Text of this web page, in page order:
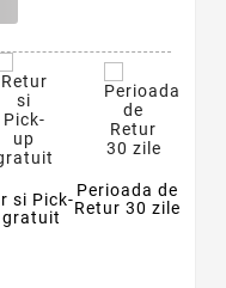
si Pick-
gratuit
Perioada de
Retur 30 zile